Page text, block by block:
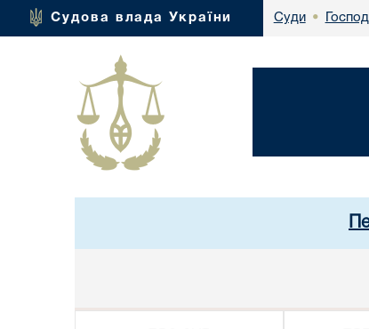
Судова влада України Суди •